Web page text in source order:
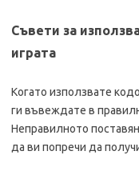
Съвети за
играта
Когато използвате
ги въвеждате в
Неправилното
да ви попречи да